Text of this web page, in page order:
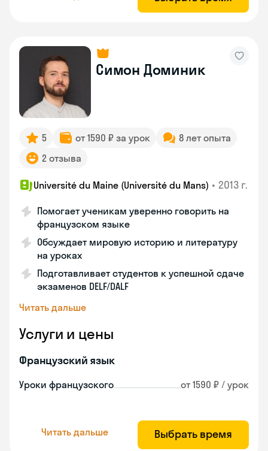
Симон Доминик
5 от 1590 ₽ за урок
8 лет опыта
2 отзыва
Université du Maine (Université du Mans) • 2013 г.
Помогает ученикам уверенно говорить на
французском языке
Обсуждает мировую историю и литературу
на уроках
Подготавливает студентов к успешной сдаче
экзаменов DELF/DALF
Читать дальше
Услуги и цены
Французский язык
Уроки французского от 1590 ₽ / урок
Читать дальше Выбрать время